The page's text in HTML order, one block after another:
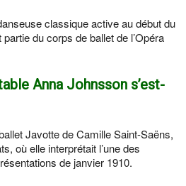
classique active au début du
du corps de ballet de l’Opéra
Anna Johnsson s’est-
Javotte de Camille Saint-Saëns,
où elle interprétait l’une des
de janvier 1910.